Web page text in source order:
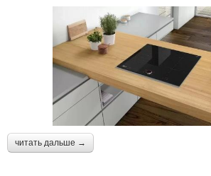
читать дальше →